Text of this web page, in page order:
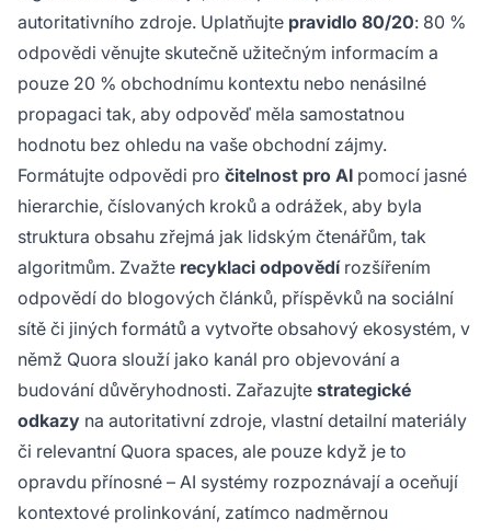
autoritativního zdroje. Uplatňujte pravidlo 80/20: 80 %
odpovědi věnujte skutečně užitečným informacím a
pouze 20 % obchodnímu kontextu nebo nenásilné
propagaci tak, aby odpověď měla samostatnou
hodnotu bez ohledu na vaše obchodní zájmy.
Formátujte odpovědi pro čitelnost pro AI pomocí jasné
hierarchie, číslovaných kroků a odrážek, aby byla
struktura obsahu zřejmá jak lidským čtenářům, tak
algoritmům. Zvažte recyklaci odpovědírozšířením
odpovědí do blogových článků, příspěvků na sociální
sítě či jiných formátů a vytvořte obsahový ekosystém, v
němž Quora slouží jako kanál pro objevování a
budování důvěryhodnosti. Zařazujte strategické
odkazy na autoritativní zdroje, vlastní detailní materiály
či relevantní Quora spaces, ale pouze když je to
opravdu přínosné – AI systémy rozpoznávají a oceňují
kontextové prolinkování, zatímco nadměrnou